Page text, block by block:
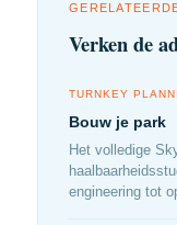
Verken de
TURNKEY
Bouw je park
Het volledige
engineering tot